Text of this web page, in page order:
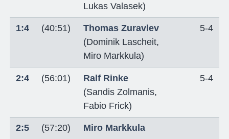
Lukas Valasek)
1:4 (40:51)
Thomas Zuravlev
(Dominik Lascheit,
Miro Markkula)
5-4
2:4 (56:01)
Ralf Rinke
(Sandis Zolmanis,
Fabio Frick)
5-4
2:5 (57:20) Miro Markkula